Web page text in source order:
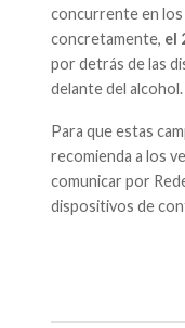
concurrente en
concretamente, el
por detrás de las
delante del alcohol.
Para que estas
recomienda a los
comunicar por
dispositivos de